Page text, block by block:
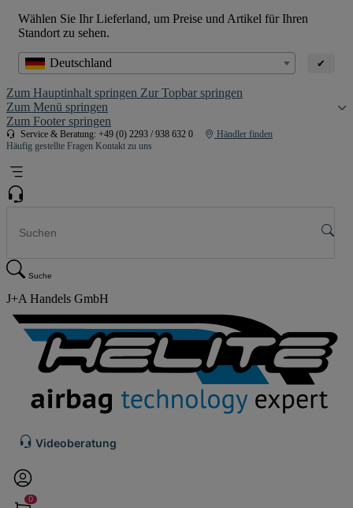
Wählen Sie Ihr Lieferland, um Preise und Artikel für Ihren
Standort zu sehen.
Deutschland ✔
Zum Hauptinhalt springen Zur Topbar springen
Zum Menü springen
Zum Footer springen
Service & Beratung: +49 (0) 2293 / 938 632 0
Händler finden
Häufig gestellte Fragen Kontakt zu uns
Suche
J+A Handels GmbH
Videoberatung
0